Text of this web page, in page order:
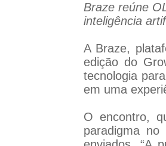
Braze reúne
inteligência
A Braze,
edição do
tecnologia
em uma
O encontro,
paradigma